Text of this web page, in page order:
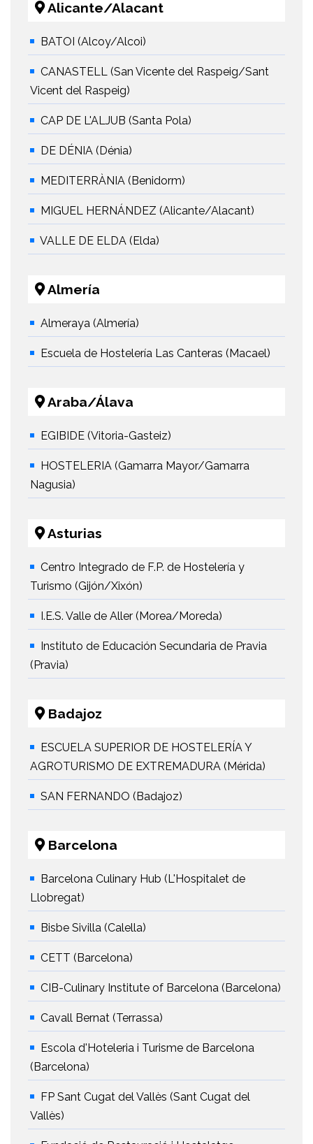
Alicante/Alacant
BATOI (Alcoy/Alcoi)
CANASTELL (San Vicente del Raspeig/Sant
Vicent del Raspeig)
CAP DE L'ALJUB (Santa Pola)
DE DÉNIA (Dénia)
MEDITERRÀNIA (Benidorm)
MIGUEL HERNÁNDEZ (Alicante/Alacant)
VALLE DE ELDA (Elda)
Almería
Almeraya (Almería)
Escuela de Hostelería Las Canteras (Macael)
Araba/Álava
EGIBIDE (Vitoria-Gasteiz)
HOSTELERIA (Gamarra Mayor/Gamarra
Nagusia)
Asturias
Centro Integrado de F.P. de Hostelería y
Turismo (Gijón/Xixón)
I.E.S. Valle de Aller (Morea/Moreda)
Instituto de Educación Secundaria de Pravia
(Pravia)
Badajoz
ESCUELA SUPERIOR DE HOSTELERÍA Y
AGROTURISMO DE EXTREMADURA (Mérida)
SAN FERNANDO (Badajoz)
Barcelona
Barcelona Culinary Hub (L'Hospitalet de
Llobregat)
Bisbe Sivilla (Calella)
CETT (Barcelona)
CIB-Culinary Institute of Barcelona (Barcelona)
Cavall Bernat (Terrassa)
Escola d'Hoteleria i Turisme de Barcelona
(Barcelona)
FP Sant Cugat del Vallès (Sant Cugat del
Vallès)